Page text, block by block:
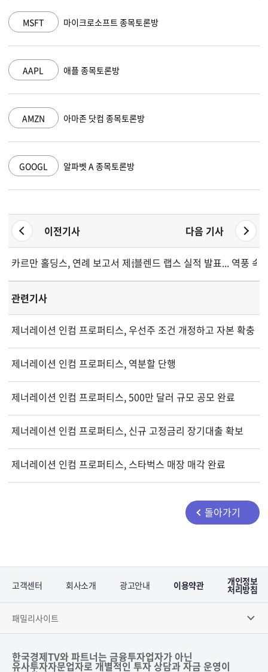
MSFT 마이크로소프트 종목토론방
AAPL 애플 종목토론방
AMZN 아마존 닷컴 종목토론방
GOOGL 알파벳 A 종목토론방
이전기사 다음 기사
카르만 홀딩스, 연례 보고서 제출 일시 지연 발표
블렌드 랩스 실적 발표... 역풍 속
관련기사
제너레이션 인컴 프로퍼티스, 우선주 조건 개정하고 자본 확충
제너레이션 인컴 프로퍼티스, 역분할 단행
제너레이션 인컴 프로퍼티스, 500만 달러 규모 공모 완료
제너레이션 인컴 프로퍼티스, 신규 고정금리 장기대출 확보
제너레이션 인컴 프로퍼티스, 스타벅스 매장 매각 완료
돌아가기
고객센터 회사소개 광고안내 이용약관 개인정보
처리방침
패밀리사이트
한국경제TV와 파트너는 금융투자업자가 아닌
유사투자자문업자로 개별적인 투자 상담과 자금 운영이